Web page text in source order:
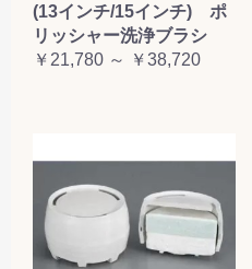
(13インチ/15インチ) ポ
リッシャー洗浄ブラシ
￥21,780 ～ ￥38,720